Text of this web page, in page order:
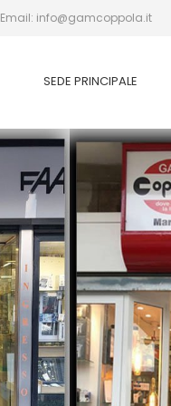
Email: info@gamcoppola.it
SEDE PRINCIPALE